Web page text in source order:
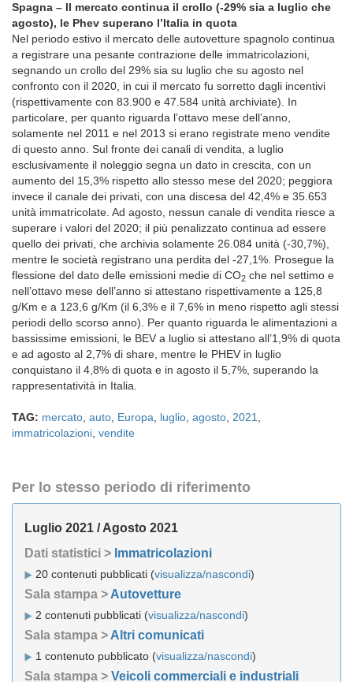
Spagna – Il mercato continua il crollo (-29% sia a luglio che
agosto), le Phev superano l’Italia in quota
Nel periodo estivo il mercato delle autovetture spagnolo continua
a registrare una pesante contrazione delle immatricolazioni,
segnando un crollo del 29% sia su luglio che su agosto nel
confronto con il 2020, in cui il mercato fu sorretto dagli incentivi
(rispettivamente con 83.900 e 47.584 unità archiviate). In
particolare, per quanto riguarda l’ottavo mese dell’anno,
solamente nel 2011 e nel 2013 si erano registrate meno vendite
di questo anno. Sul fronte dei canali di vendita, a luglio
esclusivamente il noleggio segna un dato in crescita, con un
aumento del 15,3% rispetto allo stesso mese del 2020; peggiora
invece il canale dei privati, con una discesa del 42,4% e 35.653
unità immatricolate. Ad agosto, nessun canale di vendita riesce a
superare i valori del 2020; il più penalizzato continua ad essere
quello dei privati, che archivia solamente 26.084 unità (-30,7%),
mentre le società registrano una perdita del -27,1%. Prosegue la
flessione del dato delle emissioni medie di CO2 che nel settimo e
nell’ottavo mese dell’anno si attestano rispettivamente a 125,8
g/Km e a 123,6 g/Km (il 6,3% e il 7,6% in meno rispetto agli stessi
periodi dello scorso anno). Per quanto riguarda le alimentazioni a
bassissime emissioni, le BEV a luglio si attestano all’1,9% di quota
e ad agosto al 2,7% di share, mentre le PHEV in luglio
conquistano il 4,8% di quota e in agosto il 5,7%, superando la
rappresentatività in Italia.
TAG: mercato auto Europa luglio agosto 2021
immatricolazioni vendite
Per lo stesso periodo di riferimento
Luglio 2021 / Agosto 2021
Dati statistici > Immatricolazioni
20 contenuti pubblicati (visualizza/nascondi)
Sala stampa > Autovetture
2 contenuti pubblicati (visualizza/nascondi)
Sala stampa > Altri comunicati
1 contenuto pubblicato (visualizza/nascondi)
Sala stampa > Veicoli commerciali e industriali